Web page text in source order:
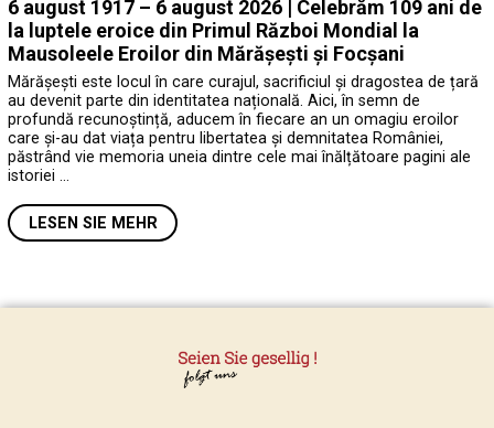
6 august 1917 – 6 august 2026 | Celebrăm 109 ani de
la luptele eroice din Primul Război Mondial la
Mausoleele Eroilor din Mărășești și Focșani
Mărășești este locul în care curajul, sacrificiul și dragostea de țară
au devenit parte din identitatea națională. Aici, în semn de
profundă recunoștință, aducem în fiecare an un omagiu eroilor
care și-au dat viața pentru libertatea și demnitatea României,
păstrând vie memoria uneia dintre cele mai înălțătoare pagini ale
istoriei …
LESEN SIE MEHR